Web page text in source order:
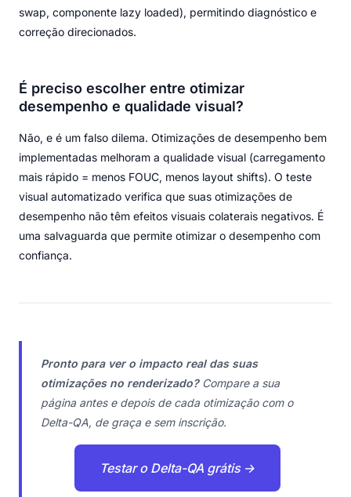
swap, componente lazy loaded), permitindo diagnóstico e
correção direcionados.
É preciso escolher entre otimizar
desempenho e qualidade visual?
Não, e é um falso dilema. Otimizações de desempenho bem
implementadas melhoram a qualidade visual (carregamento
mais rápido = menos FOUC, menos layout shifts). O teste
visual automatizado verifica que suas otimizações de
desempenho não têm efeitos visuais colaterais negativos. É
uma salvaguarda que permite otimizar o desempenho com
confiança.
Pronto para ver o impacto real das suas
otimizações no renderizado?Compare a sua
página antes e depois de cada otimização com o
Delta-QA, de graça e sem inscrição.
Testar o Delta-QA grátis →